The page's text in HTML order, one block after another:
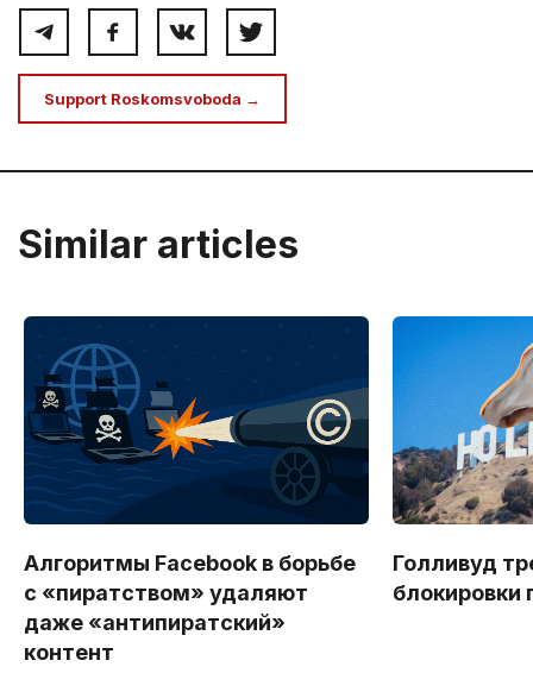
Support Roskomsvoboda →
Similar articles
Алгоритмы Facebook в борьбе
с «пиратством» удаляют
даже «антипиратский»
контент
Голливуд
блокировки